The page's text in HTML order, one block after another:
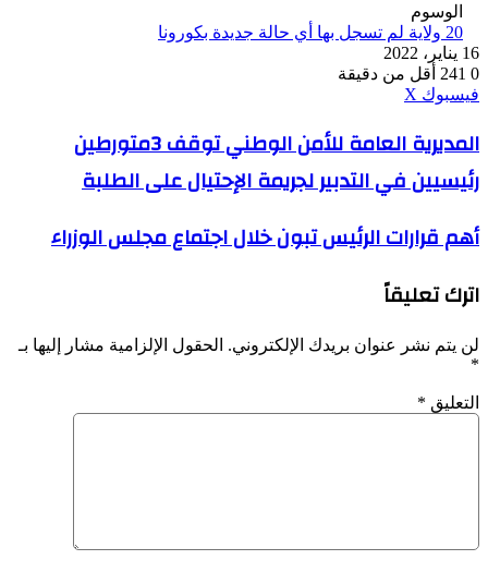
الوسوم
20 ولاية لم تسجل بها أي حالة جديدة بكورونا
16 يناير، 2022
0
أقل من دقيقة
فيسبوك ‫X
المديرية
العامة
للأمن
الوطني
3متورطين
التدبير
الإحتيال
على
المديرية العامة للأمن الوطني توقف 3متورطين
رئيسيين في التدبير لجريمة الإحتيال على الطلبة
أهم
قرارات
تبون
خلال
مجلس
أهم قرارات الرئيس تبون خلال اجتماع مجلس الوزراء
اترك تعليقاً
لن يتم نشر عنوان بريدك الإلكتروني. الحقول الإلزامية مشار إليها بـ
*
التعليق *